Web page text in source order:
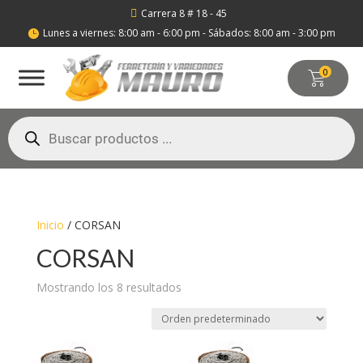
 Carrera 8 # 18 - 45
 Lunes a viernes: 8:00 am - 6:00 pm - Sábados: 8:00 am - 3:00 pm
0
Búsqueda
de
productos
Inicio / CORSAN
CORSAN
Mostrando los 8 resultados